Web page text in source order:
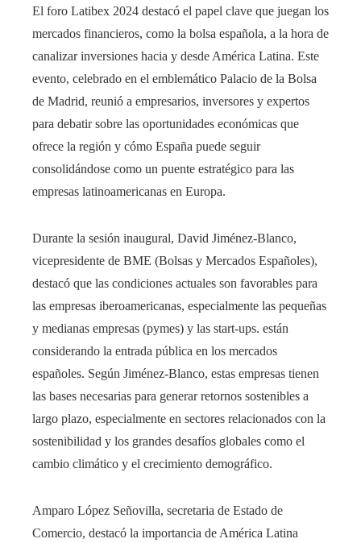
El foro Latibex 2024 destacó el papel clave que juegan los
mercados financieros, como la bolsa española, a la hora de
canalizar inversiones hacia y desde América Latina. Este
evento, celebrado en el emblemático Palacio de la Bolsa
de Madrid, reunió a empresarios, inversores y expertos
para debatir sobre las oportunidades económicas que
ofrece la región y cómo España puede seguir
consolidándose como un puente estratégico para las
empresas latinoamericanas en Europa.
Durante la sesión inaugural, David Jiménez-Blanco,
vicepresidente de BME (Bolsas y Mercados Españoles),
destacó que las condiciones actuales son favorables para
las empresas iberoamericanas, especialmente las pequeñas
y medianas empresas (pymes) y las start-ups. están
considerando la entrada pública en los mercados
españoles. Según Jiménez-Blanco, estas empresas tienen
las bases necesarias para generar retornos sostenibles a
largo plazo, especialmente en sectores relacionados con la
sostenibilidad y los grandes desafíos globales como el
cambio climático y el crecimiento demográfico.
Amparo López Señovilla, secretaria de Estado de
Comercio, destacó la importancia de América Latina